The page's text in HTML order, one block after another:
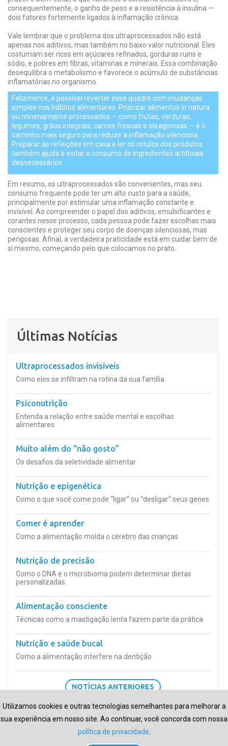
consequentemente, o ganho de peso e a resistência à insulina —
dois fatores fortemente ligados à inflamação crônica.
Vale lembrar que o problema dos ultraprocessados não está
apenas nos aditivos, mas também no baixo valor nutricional. Eles
costumam ser ricos em açúcares refinados, gorduras ruins e
sódio, e pobres em fibras, vitaminas e minerais. Essa combinação
desequilibra o metabolismo e favorece o acúmulo de substâncias
inflamatórias no organismo.
Felizmente, é possível reverter esse quadro com mudanças
simples nos hábitos alimentares. Priorizar alimentos in natura
ou minimamente processados — como frutas, verduras,
legumes, grãos integrais, carnes frescas e oleaginosas — é o
caminho mais seguro para reduzir a inflamação silenciosa.
Preparar as refeições em casa e ler os rótulos dos produtos
também ajuda a evitar o consumo de ingredientes artificiais
desnecessários.
Em resumo, os ultraprocessados são convenientes, mas seu
consumo frequente pode ter um alto custo para a saúde,
principalmente por estimular uma inflamação constante e
invisível. Ao compreender o papel dos aditivos, emulsificantes e
corantes nesse processo, cada pessoa pode fazer escolhas mais
conscientes e proteger seu corpo de doenças silenciosas, mas
perigosas. Afinal, a verdadeira praticidade está em cuidar bem de
si mesmo, começando pelo que colocamos no prato.
Últimas Notícias
Ultraprocessados invisíveis
Como eles se infiltram na rotina da sua família
Psiconutrição
Entenda a relação entre saúde mental e escolhas
alimentares
Muito além do “não gosto”
Os desafios da seletividade alimentar
Nutrição e epigenética
Como o que você come pode “ligar” ou “desligar” seus genes
Comer é aprender
Como a alimentação molda o cérebro das crianças
Nutrição de precisão
Como o DNA e o microbioma podem determinar dietas
personalizadas.
Alimentação consciente
Técnicas como a mastigação lenta fazem parte da prática
Nutrição e saúde bucal
Como a alimentação interfere na dentição
NOTÍCIAS ANTERIORES
Facebook
Utilizamos cookies e outras tecnologias semelhantes para melhorar a
sua experiência em nosso site. Ao continuar, você concorda com nossa
política de privacidade